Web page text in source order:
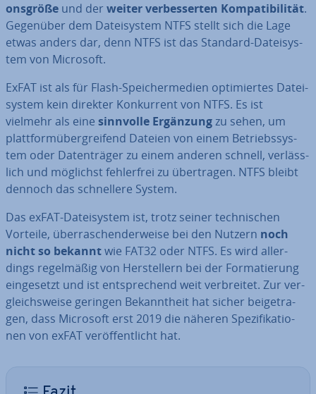
ons­grö­ße und der weiter ver­bes­ser­ten Kom­pa­ti­bi­li­tät.
Gegenüber dem Da­tei­sys­tem NTFS stellt sich die Lage
etwas anders dar, denn NTFS ist das Standard-Da­tei­sys­
tem von Microsoft.
ExFAT ist als für Flash-Spei­cher­me­di­en op­ti­mier­tes Da­tei­
sys­tem kein direkter Kon­kur­rent von NTFS. Es ist
vielmehr als eine sinnvolle Ergänzungzu sehen, um
platt­form­über­grei­fend Dateien von einem Be­triebs­sys­
tem oder Da­ten­trä­ger zu einem anderen schnell, ver­läss­
lich und möglichst feh­ler­frei zu über­tra­gen. NTFS bleibt
dennoch das schnel­le­re System.
Das exFAT-Da­tei­sys­tem ist, trotz seiner tech­ni­schen
Vorteile, über­ra­schen­der­wei­se bei den Nutzern noch
nicht so bekanntwie FAT32 oder NTFS. Es wird al­ler­
dings re­gel­mä­ßig von Her­stel­lern bei der For­ma­tie­rung
ein­ge­setzt und ist ent­spre­chend weit ver­brei­tet. Zur ver­
gleichs­wei­se geringen Be­kannt­heit hat sicher bei­getra­
gen, dass Microsoft erst 2019 die näheren Spe­zi­fi­ka­tio­
nen von exFAT ver­öf­fent­licht hat.